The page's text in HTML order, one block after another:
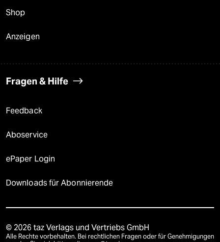
Shop
Anzeigen
Fragen & Hilfe
Feedback
Aboservice
ePaper Login
Downloads für Abonnierende
© 2026 taz Verlags und Vertriebs GmbH
Alle Rechte vorbehalten. Bei rechtlichen Fragen oder für Genehmigungen